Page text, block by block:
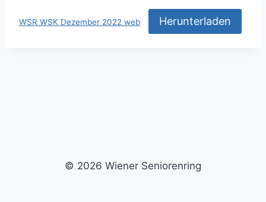
WSR WSK Dezember 2022 web Herunterladen
© 2026 Wiener Seniorenring